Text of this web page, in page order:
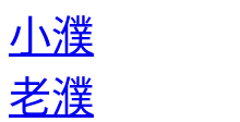
小濮
老濮